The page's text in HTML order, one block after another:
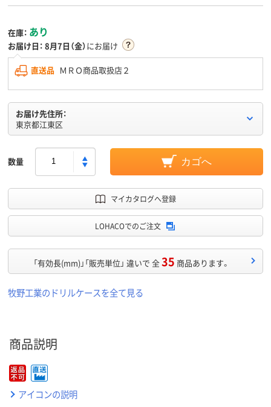
在庫： あり
お届け日： 8月7日（金）にお届け
直送品 ＭＲＯ商品取扱店２
お届け先住所：
東京都江東区
数量 カゴへ
マイカタログへ登録
LOHACOでのご注文
「有効長(mm)」「販売単位」 違いで 全35 商品あります。
牧野工業のドリルケースを全て見る
商品説明
アイコンの説明